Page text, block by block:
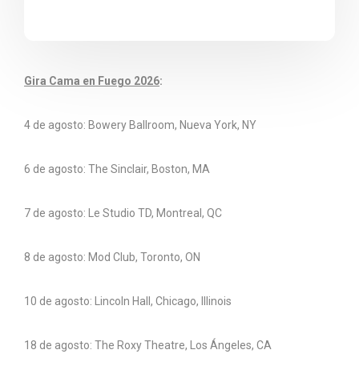
Gira Cama en Fuego 2026:
4 de agosto: Bowery Ballroom, Nueva York, NY
6 de agosto: The Sinclair, Boston, MA
7 de agosto: Le Studio TD, Montreal, QC
8 de agosto: Mod Club, Toronto, ON
10 de agosto: Lincoln Hall, Chicago, Illinois
18 de agosto: The Roxy Theatre, Los Ángeles, CA